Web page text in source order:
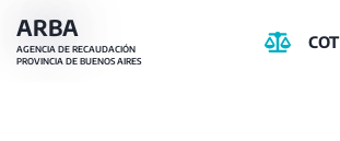
Pasar
al
ARBA
AGENCIA DE RECAUDACIÓN
PROVINCIA DE BUENOS AIRES
COT